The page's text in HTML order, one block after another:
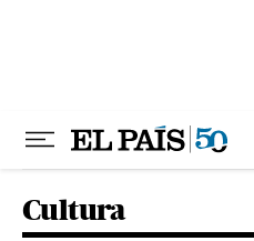
Cultura